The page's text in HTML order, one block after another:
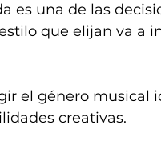
es una de las
que elijan va a
el género musical
creativas.